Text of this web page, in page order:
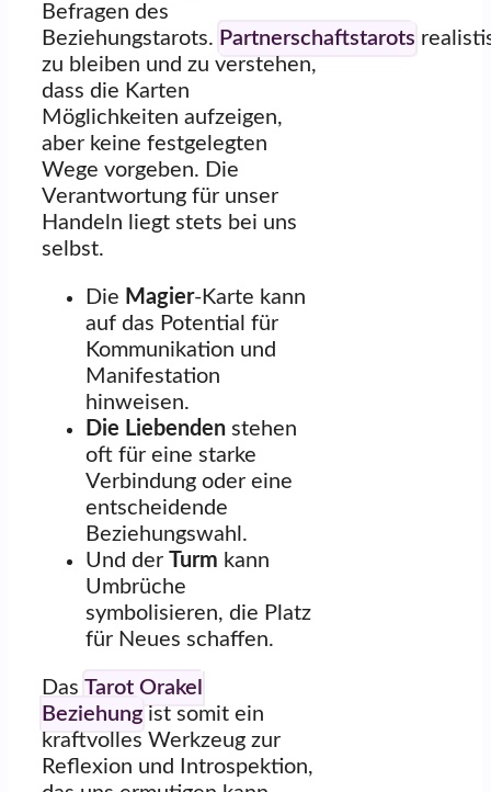
Befragen des
Beziehungstarots. Partnerschaftstarots
zu bleiben und zu verstehen,
dass die Karten
Möglichkeiten aufzeigen,
aber keine festgelegten
Wege vorgeben. Die
Verantwortung für unser
Handeln liegt stets bei uns
selbst.
Die Magier-Karte kann
auf das Potential für
Kommunikation und
Manifestation
hinweisen.
Die Liebenden stehen
oft für eine starke
Verbindung oder eine
entscheidende
Beziehungswahl.
Und der
Turm kann
Umbrüche
symbolisieren, die Platz
für Neues schaffen.
Das Tarot Orakel
Beziehung ist somit ein
kraftvolles Werkzeug zur
Reflexion und Introspektion,